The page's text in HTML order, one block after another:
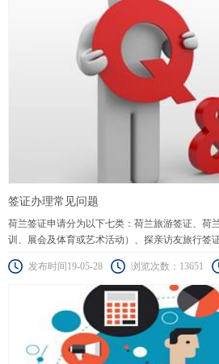
签证办理常见问题
荷兰签证申请分为以下七类：荷兰旅游签证、荷
训、展会及体育或艺术活动）、探亲访友旅行签
发布时间19-05-28
浏览次数：13651